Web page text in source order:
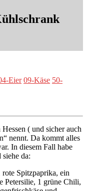
Eier 09-Käse 50-
( und sicher auch
nennt. Da kommt alles
In diesem Fall habe
da:
Spitzpaprika, ein
Petersilie, 1 grüne Chili,